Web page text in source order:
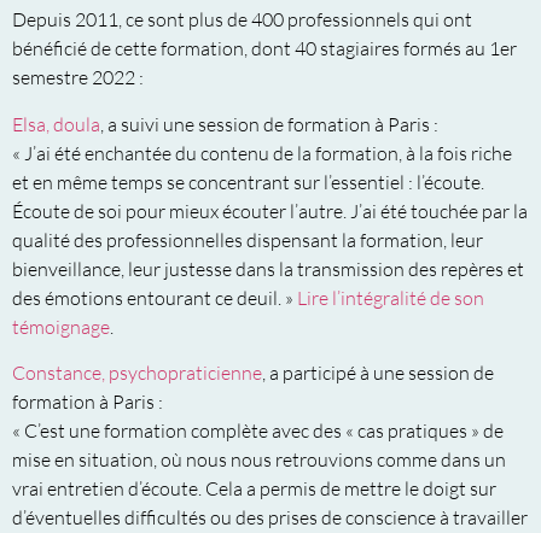
Depuis 2011, ce sont plus de 400 professionnels qui ont
bénéficié de cette formation, dont 40 stagiaires formés au 1er
semestre 2022 :
Elsa, doula , a suivi une session de formation à Paris :
« J’ai été enchantée du contenu de la formation, à la fois riche
et en même temps se concentrant sur l’essentiel : l’écoute.
Écoute de soi pour mieux écouter l’autre. J’ai été touchée par la
qualité des professionnelles dispensant la formation, leur
bienveillance, leur justesse dans la transmission des repères et
des émotions entourant ce deuil. » Lire l’intégralité de son
témoignage
Constance, psychopraticienne, a participé à une session de
formation à Paris :
« C’est une formation complète avec des « cas pratiques » de
mise en situation, où nous nous retrouvions comme dans un
vrai entretien d’écoute. Cela a permis de mettre le doigt sur
d’éventuelles difficultés ou des prises de conscience à travailler